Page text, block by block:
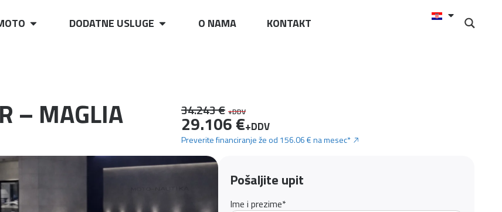
DODATNE USLUGE O NAMA KONTAKT
– MAGLIA 34.243 € +DDV
29.106 €+DDV
Preverite financiranje že od 156.06 € na mesec*
Pošaljite upit
Ime i prezime*